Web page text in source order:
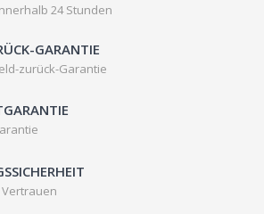
24 Stunden
GARANTIE
zurück-Garantie